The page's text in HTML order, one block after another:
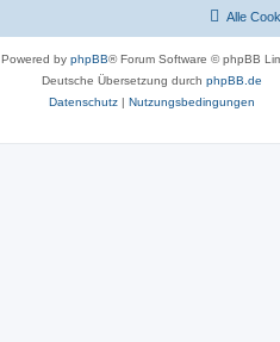
Alle
Powered by phpBB® Forum Software © phpBB
Deutsche Übersetzung durch phpBB.de
Datenschutz | Nutzungsbedingungen